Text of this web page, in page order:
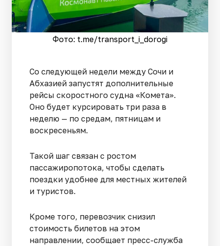
Фото: t.me/transport_i_dorogi
Со следующей недели между Сочи и
Абхазией запустят дополнительные
рейсы скоростного судна «Комета».
Оно будет курсировать три раза в
неделю — по средам, пятницам и
воскресеньям.
Такой шаг связан с ростом
пассажиропотока, чтобы сделать
поездки удобнее для местных жителей
и туристов.
Кроме того, перевозчик снизил
стоимость билетов на этом
направлении, сообщает пресс-служба